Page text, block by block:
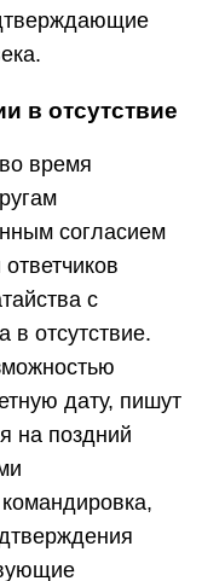
в отсутствие
время
согласием
с
в отсутствие.
дату, пишут
на поздний